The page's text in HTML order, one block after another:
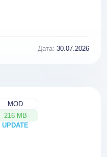
Дата: 30.07.2026
MOD
216 MB
UPDATE
NEW